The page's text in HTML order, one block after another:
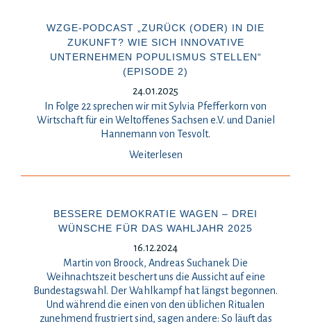
WZGE-PODCAST „ZURÜCK (ODER) IN DIE
ZUKUNFT? WIE SICH INNOVATIVE
UNTERNEHMEN POPULISMUS STELLEN“
(EPISODE 2)
24.01.2025
In Folge 22 sprechen wir mit Sylvia Pfefferkorn von
Wirtschaft für ein Weltoffenes Sachsen e.V. und Daniel
Hannemann von Tesvolt.
Weiterlesen
BESSERE DEMOKRATIE WAGEN – DREI
WÜNSCHE FÜR DAS WAHLJAHR 2025
16.12.2024
Martin von Broock, Andreas Suchanek Die
Weihnachtszeit beschert uns die Aussicht auf eine
Bundestagswahl. Der Wahlkampf hat längst begonnen.
Und während die einen von den üblichen Ritualen
zunehmend frustriert sind, sagen andere: So läuft das